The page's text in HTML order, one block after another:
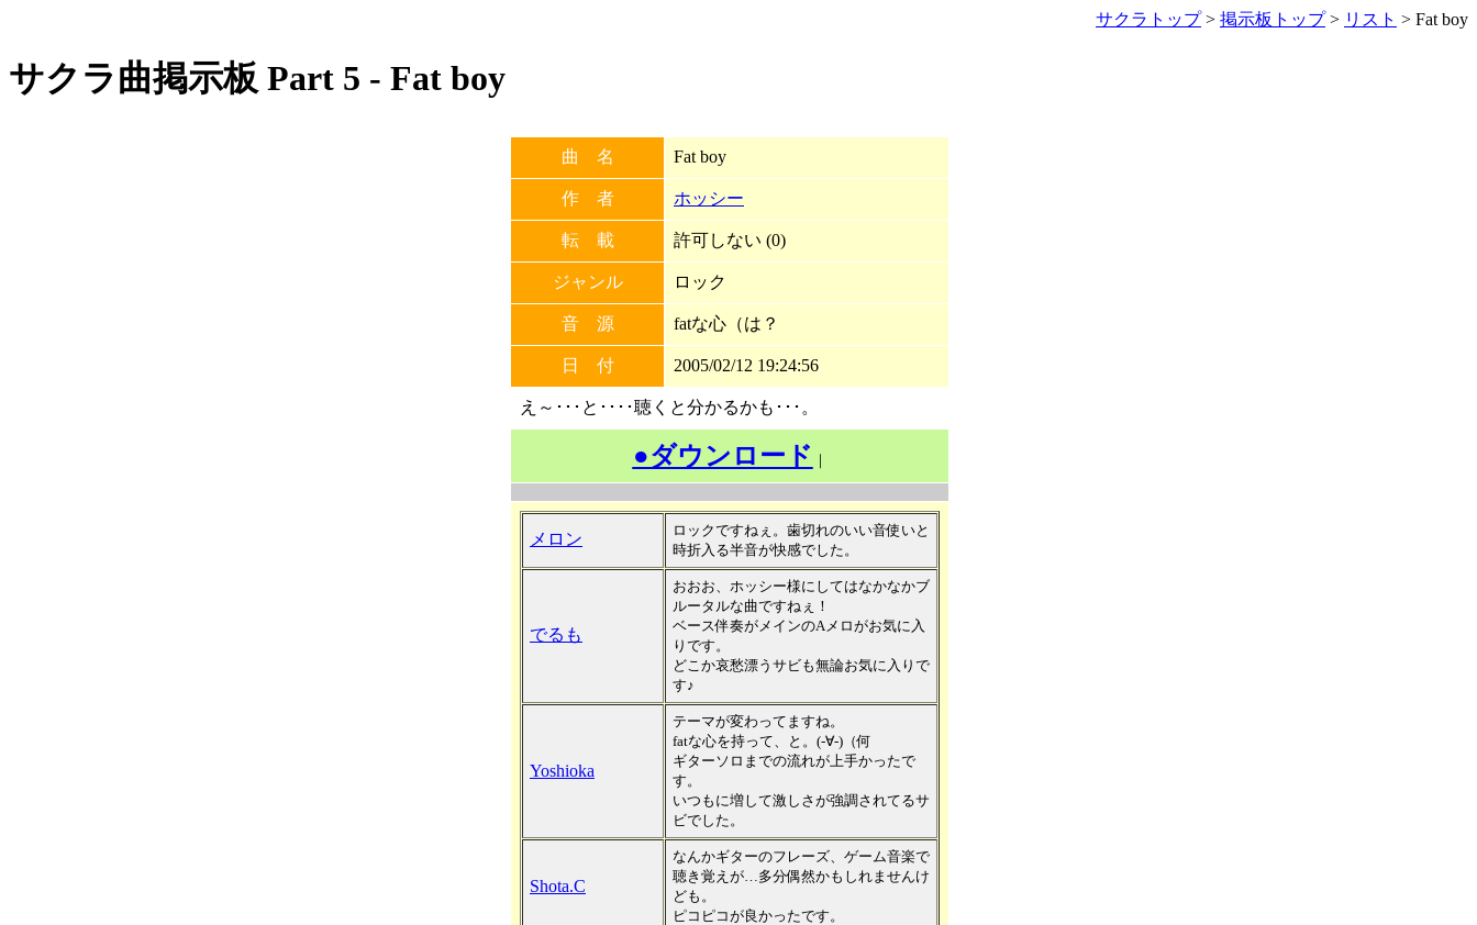
サクラトップ> 掲示板トップ> リスト > Fat boy
サクラ曲掲示板 Part 5 - Fat boy
曲 名 Fat boy
作 者 ホッシー
転 載 許可しない (0)
ジャンル ロック
音 源 fatな心（は？
日 付 2005/02/12 19:24:56
え～･･･と････聴くと分かるかも･･･。
●ダウンロード ｜
メロン
ロックですねぇ。歯切れのいい音使いと
時折入る半音が快感でした。
でるも
おおお、ホッシー様にしてはなかなかブ
ルータルな曲ですねぇ！
ベース伴奏がメインのAメロがお気に入
りです。
どこか哀愁漂うサビも無論お気に入りで
す♪
Yoshioka
テーマが変わってますね。
fatな心を持って、と。(-∀-)（何
ギターソロまでの流れが上手かったで
す。
いつもに増して激しさが強調されてるサ
ビでした。
Shota.C
なんかギターのフレーズ、ゲーム音楽で
聴き覚えが…多分偶然かもしれませんけ
ども。
ピコピコが良かったです。